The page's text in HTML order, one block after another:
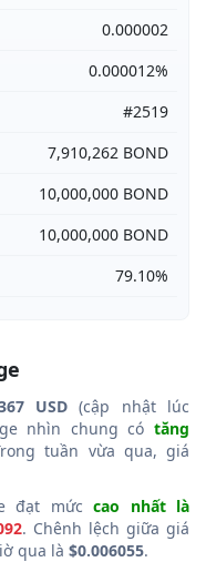
0.000002
0.000012%
#2519
7,910,262 BOND
10,000,000 BOND
10,000,000 BOND
79.10%
USD (cập nhật lúc
nhìn chung có tăng
tuần vừa qua, giá
đạt mứccao nhất là
. Chênh lệch giữa giá
qua là $0.006055.